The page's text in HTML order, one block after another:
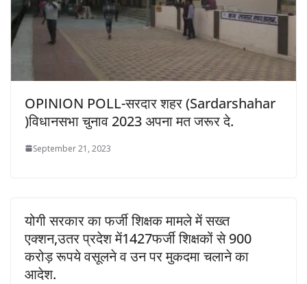
OPINION POLL-सरदार शहर (Sardarshahar
)विधानसभा चुनाव 2023 अपना मत जरूर दे.
September 21, 2023
योगी सरकार का फर्जी शिक्षक मामले में सख्त
एक्शन,उतर प्रदेश में1427फर्जी शिक्षकों से 900
करोड़ रूपये वसूलने व उन पर मुकदमा चलाने का
आदेश.